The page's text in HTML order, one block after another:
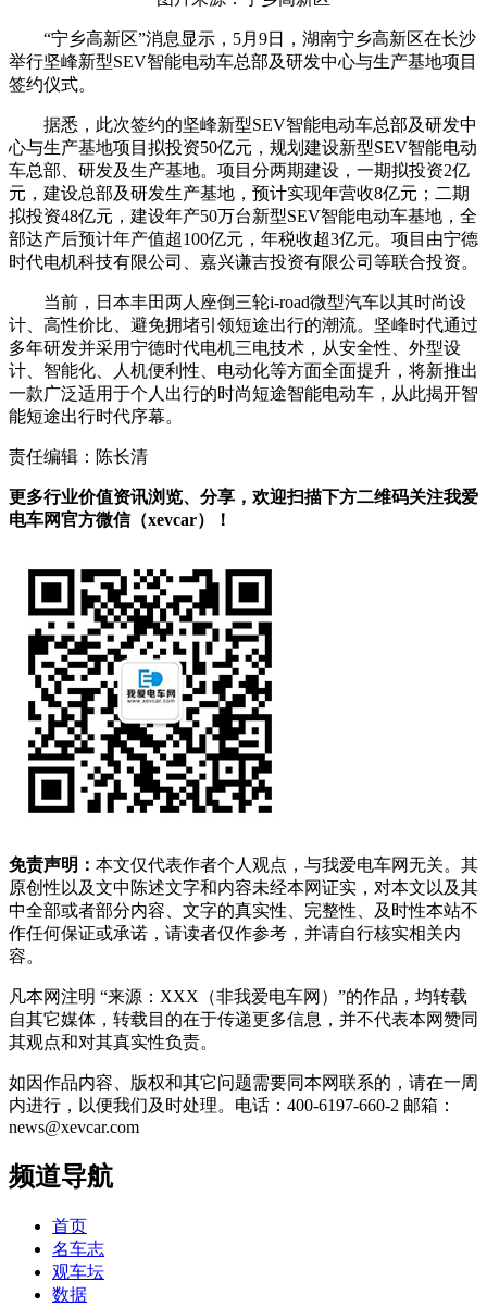
“宁乡高新区”消息显示，5月9日，湖南宁乡高新区在长沙
举行坚峰新型SEV智能电动车总部及研发中心与生产基地项目
签约仪式。
据悉，此次签约的坚峰新型SEV智能电动车总部及研发中
心与生产基地项目拟投资50亿元，规划建设新型SEV智能电动
车总部、研发及生产基地。项目分两期建设，一期拟投资2亿
元，建设总部及研发生产基地，预计实现年营收8亿元；二期
拟投资48亿元，建设年产50万台新型SEV智能电动车基地，全
部达产后预计年产值超100亿元，年税收超3亿元。项目由宁德
时代电机科技有限公司、嘉兴谦吉投资有限公司等联合投资。
当前，日本丰田两人座倒三轮i-road微型汽车以其时尚设
计、高性价比、避免拥堵引领短途出行的潮流。坚峰时代通过
多年研发并采用宁德时代电机三电技术，从安全性、外型设
计、智能化、人机便利性、电动化等方面全面提升，将新推出
一款广泛适用于个人出行的时尚短途智能电动车，从此揭开智
能短途出行时代序幕。
责任编辑：陈长清
更多行业价值资讯浏览、分享，欢迎扫描下方二维码关注我爱
电车网官方微信（xevcar）！
免责声明： 本文仅代表作者个人观点，与我爱电车网无关。其
原创性以及文中陈述文字和内容未经本网证实，对本文以及其
中全部或者部分内容、文字的真实性、完整性、及时性本站不
作任何保证或承诺，请读者仅作参考，并请自行核实相关内
容。
凡本网注明 “来源：XXX（非我爱电车网）”的作品，均转载
自其它媒体，转载目的在于传递更多信息，并不代表本网赞同
其观点和对其真实性负责。
如因作品内容、版权和其它问题需要同本网联系的，请在一周
内进行，以便我们及时处理。电话：400-6197-660-2 邮箱：
news@xevcar.com
频道导航
首页
名车志
观车坛
数据